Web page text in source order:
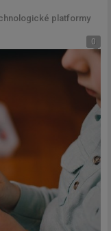
platformy
0